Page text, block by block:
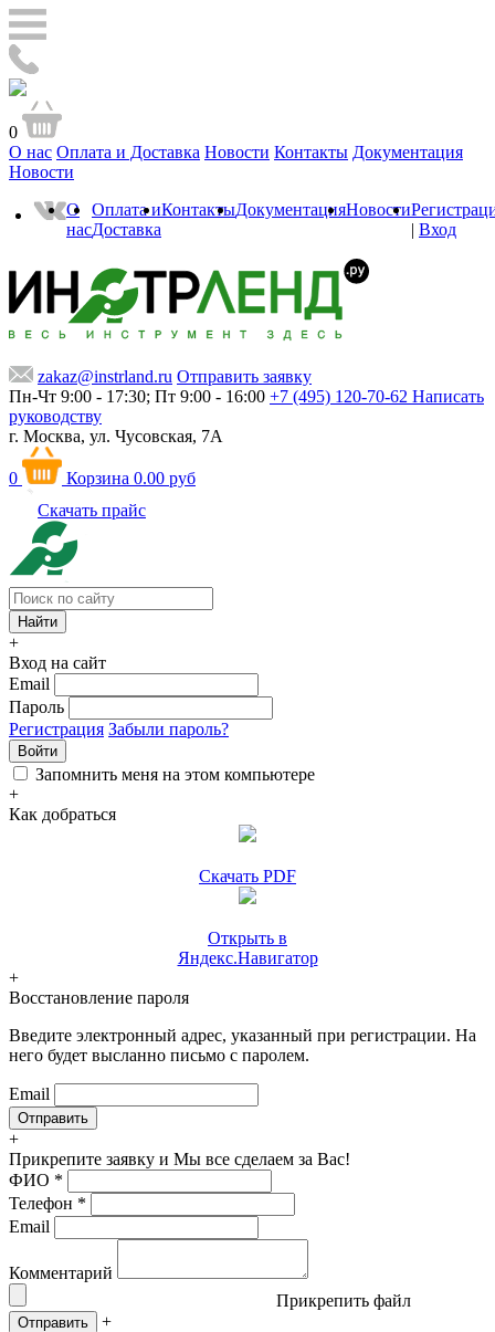
0
О нас Оплата и Доставка Новости Контакты Документация
Новости
О
нас
Оплата и
Доставка
КонтактыДокументацияНовости
| Вход
zakaz@instrland.ru Отправить заявку
Пн-Чт 9:00 - 17:30; Пт 9:00 - 16:00 +7 (495) 120-70-62 Написать
руководству
г. Москва, ул. Чусовская, 7А
0 Корзина 0.00 руб
Скачать прайс
+
Вход на сайт
Email
Пароль
Регистрация Забыли пароль?
Войти
Запомнить меня на этом компьютере
+
Как добраться
Скачать PDF
Открыть в
Яндекс.Навигатор
+
Восстановление пароля
Введите электронный адрес, указанный при регистрации. На
него будет высланно письмо с паролем.
Email
+
Прикрепите заявку и Мы все сделаем за Вас!
ФИО *
Телефон *
Email
Комментарий
Прикрепить файл
Отправить +